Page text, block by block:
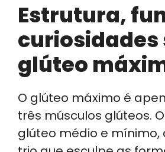
Estrutura,
curiosidades
glúteo
O glúteo máximo é
três músculos glúteos.
glúteo médio e